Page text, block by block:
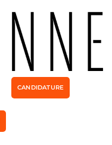
CANDIDATURE